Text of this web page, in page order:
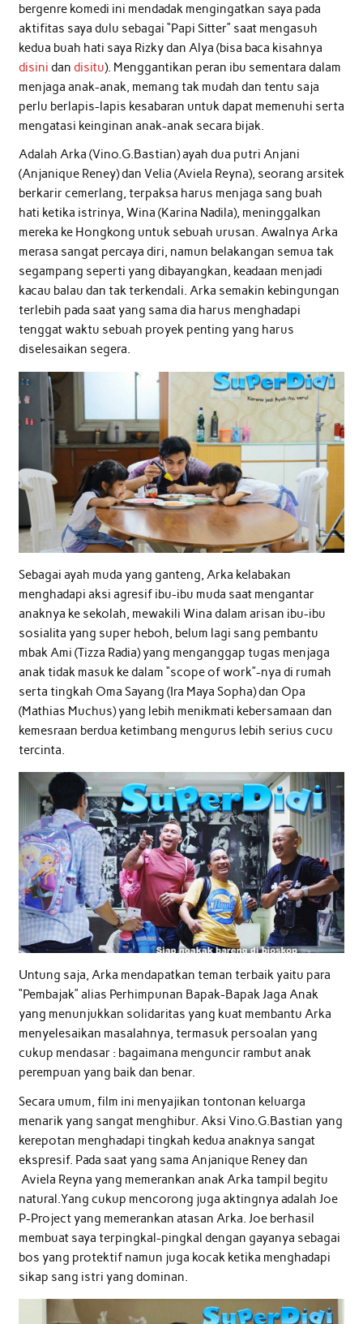
bergenre komedi ini mendadak mengingatkan saya pada
aktifitas saya dulu sebagai “Papi Sitter” saat mengasuh
kedua buah hati saya Rizky dan Alya (bisa baca kisahnya
disini dan disitu). Menggantikan peran ibu sementara dalam
menjaga anak-anak, memang tak mudah dan tentu saja
perlu berlapis-lapis kesabaran untuk dapat memenuhi serta
mengatasi keinginan anak-anak secara bijak.
Adalah Arka (Vino.G.Bastian) ayah dua putri Anjani
(Anjanique Reney) dan Velia (Aviela Reyna), seorang arsitek
berkarir cemerlang, terpaksa harus menjaga sang buah
hati ketika istrinya, Wina (Karina Nadila), meninggalkan
mereka ke Hongkong untuk sebuah urusan. Awalnya Arka
merasa sangat percaya diri, namun belakangan semua tak
segampang seperti yang dibayangkan, keadaan menjadi
kacau balau dan tak terkendali. Arka semakin kebingungan
terlebih pada saat yang sama dia harus menghadapi
tenggat waktu sebuah proyek penting yang harus
diselesaikan segera.
Sebagai ayah muda yang ganteng, Arka kelabakan
menghadapi aksi agresif ibu-ibu muda saat mengantar
anaknya ke sekolah, mewakili Wina dalam arisan ibu-ibu
sosialita yang super heboh, belum lagi sang pembantu
mbak Ami (Tizza Radia) yang menganggap tugas menjaga
anak tidak masuk ke dalam “scope of work”-nya di rumah
serta tingkah Oma Sayang (Ira Maya Sopha) dan Opa
(Mathias Muchus) yang lebih menikmati kebersamaan dan
kemesraan berdua ketimbang mengurus lebih serius cucu
tercinta.
Untung saja, Arka mendapatkan teman terbaik yaitu para
“Pembajak” alias Perhimpunan Bapak-Bapak Jaga Anak
yang menunjukkan solidaritas yang kuat membantu Arka
menyelesaikan masalahnya, termasuk persoalan yang
cukup mendasar : bagaimana menguncir rambut anak
perempuan yang baik dan benar.
Secara umum, film ini menyajikan tontonan keluarga
menarik yang sangat menghibur. Aksi Vino.G.Bastian yang
kerepotan menghadapi tingkah kedua anaknya sangat
ekspresif. Pada saat yang sama Anjanique Reney dan
Aviela Reyna yang memerankan anak Arka tampil begitu
natural.Yang cukup mencorong juga aktingnya adalah Joe
P-Project yang memerankan atasan Arka. Joe berhasil
membuat saya terpingkal-pingkal dengan gayanya sebagai
bos yang protektif namun juga kocak ketika menghadapi
sikap sang istri yang dominan.